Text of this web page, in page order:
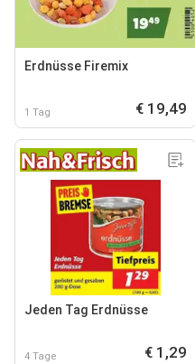
Erdnüsse Firemix
1 Tag € 19,49
Jeden Tag Erdnüsse
4 Tage € 1,29